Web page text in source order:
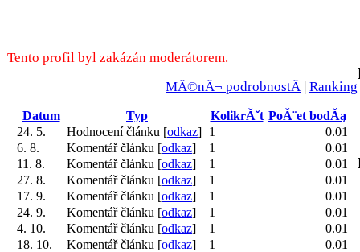
Tento profil byl zakázán moderátorem.
MĂ©nĂ¬ podrobnostĂ­ | Ranking
Datum Typ KolikrĂˇt PoĂ¨et bodĂą
24. 5.
Hodnocení článku [odkaz] 1
0.01
6. 8.
Komentář článku [odkaz] 1
0.01
11. 8.
Komentář článku [odkaz] 1
0.01
27. 8.
Komentář článku [odkaz] 1
0.01
17. 9.
Komentář článku [odkaz] 1
0.01
24. 9.
Komentář článku [odkaz] 1
0.01
4. 10.
Komentář článku [odkaz] 1
0.01
18. 10.
Komentář článku [odkaz] 1
0.01